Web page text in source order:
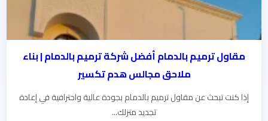
مقاول ترميم بالدمام أفضل شركة ترميم بالدمام | بناء
ملاحق مجالس هدم تكسير
إذا كنت تبحث عن مقاول ترميم بالدمام بجودة عالية واحترافية في إعادة
تجديد منزلك...